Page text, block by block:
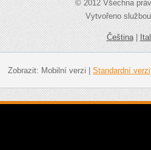
© 2012 Všechna
Vytvořeno
Čeština|
Zobrazit: Mobilní verzi Standardní verzi